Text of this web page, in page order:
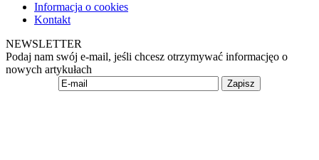
Informacja o cookies
Kontakt
NEWSLETTER
Podaj nam swój e-mail, jeśli chcesz otrzymywać informacjęo o
nowych artykułach
Zapisz